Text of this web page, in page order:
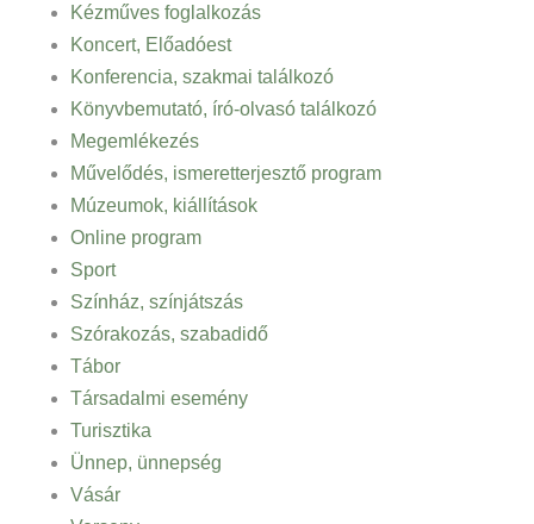
Kézműves foglalkozás
Koncert, Előadóest
Konferencia, szakmai találkozó
Könyvbemutató, író-olvasó találkozó
Megemlékezés
Művelődés, ismeretterjesztő program
Múzeumok, kiállítások
Online program
Sport
Színház, színjátszás
Szórakozás, szabadidő
Tábor
Társadalmi esemény
Turisztika
Ünnep, ünnepség
Vásár